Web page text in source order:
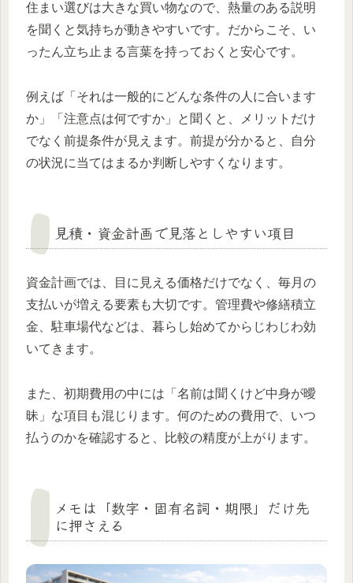
住まい選びは大きな買い物なので、熱量のある説明
を聞くと気持ちが動きやすいです。だからこそ、い
ったん立ち止まる言葉を持っておくと安心です。
例えば「それは一般的にどんな条件の人に合います
か」「注意点は何ですか」と聞くと、メリットだけ
でなく前提条件が見えます。前提が分かると、自分
の状況に当てはまるか判断しやすくなります。
見積・資金計画で見落としやすい項目
資金計画では、目に見える価格だけでなく、毎月の
支払いが増える要素も大切です。管理費や修繕積立
金、駐車場代などは、暮らし始めてからじわじわ効
いてきます。
また、初期費用の中には「名前は聞くけど中身が曖
昧」な項目も混じります。何のための費用で、いつ
払うのかを確認すると、比較の精度が上がります。
メモは「数字・固有名詞・期限」だけ先
に押さえる